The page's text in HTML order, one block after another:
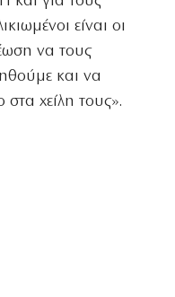
είναι οι
να τους
και να
χείλη τους».